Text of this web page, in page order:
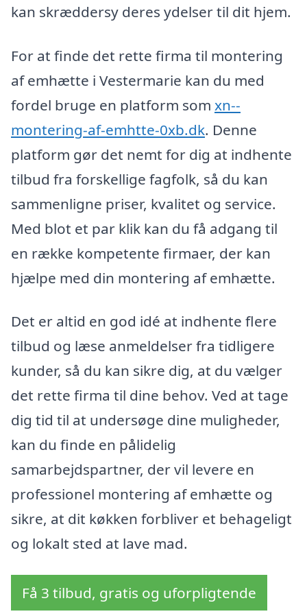
kan skræddersy deres ydelser til dit hjem.
For at finde det rette firma til montering
af emhætte i Vestermarie kan du med
fordel bruge en platform som xn--
montering-af-emhtte-0xb.dk. Denne
platform gør det nemt for dig at indhente
tilbud fra forskellige fagfolk, så du kan
sammenligne priser, kvalitet og service.
Med blot et par klik kan du få adgang til
en række kompetente firmaer, der kan
hjælpe med din montering af emhætte.
Det er altid en god idé at indhente flere
tilbud og læse anmeldelser fra tidligere
kunder, så du kan sikre dig, at du vælger
det rette firma til dine behov. Ved at tage
dig tid til at undersøge dine muligheder,
kan du finde en pålidelig
samarbejdspartner, der vil levere en
professionel montering af emhætte og
sikre, at dit køkken forbliver et behageligt
og lokalt sted at lave mad.
Få 3 tilbud, gratis og uforpligtende